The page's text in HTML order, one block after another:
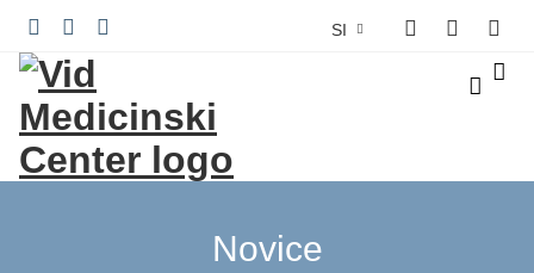
SI
Novice